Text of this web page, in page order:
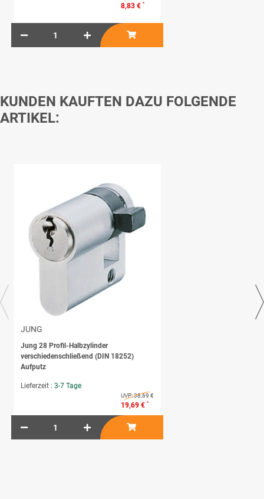
8,83 € *
KUNDEN KAUFTEN DAZU FOLGENDE
ARTIKEL:
JUNG
Jung 28 Profil-Halbzylinder
verschiedenschließend (DIN 18252)
Aufputz
Lieferzeit : 3-7 Tage
UVP:38,69 €
19,69 € *